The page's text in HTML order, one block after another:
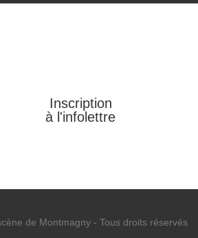
Inscription
à l'infolettre
de Montmagny - Tous droits réservés